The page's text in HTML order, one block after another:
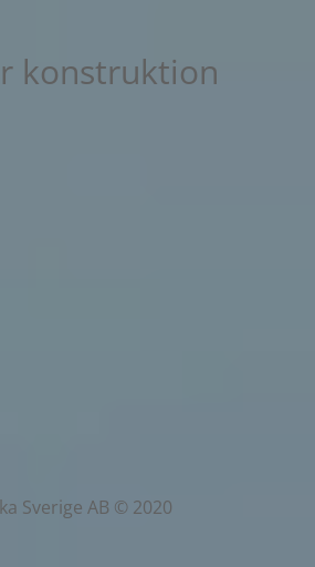
konstruktion
Sverige AB © 2020